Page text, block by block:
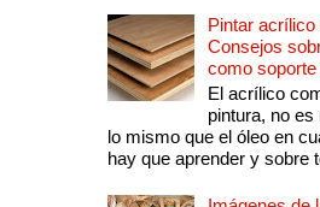
Pintar
Consejos
como
El acrílico
pintura, no
lo mismo que el óleo en
hay que aprender y sobre